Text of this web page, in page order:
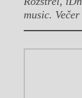
music.